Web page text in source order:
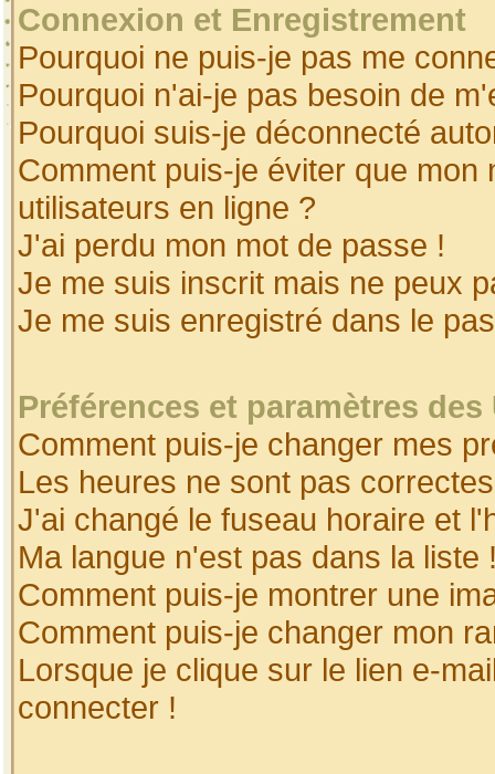
Connexion et Enregistrement
Pourquoi ne puis-je pas me
Pourquoi n'ai-je pas besoin de
Pourquoi suis-je déconnecté
Comment puis-je éviter que
utilisateurs en ligne ?
J'ai perdu mon mot de passe !
Je me suis inscrit mais ne peux
Je me suis enregistré dans le
Préférences et paramètres
Comment puis-je changer mes
Les heures ne sont pas
J'ai changé le fuseau horaire et
Ma langue n'est pas dans la liste
Comment puis-je montrer une
Comment puis-je changer mon
Lorsque je clique sur le lien e-
connecter !